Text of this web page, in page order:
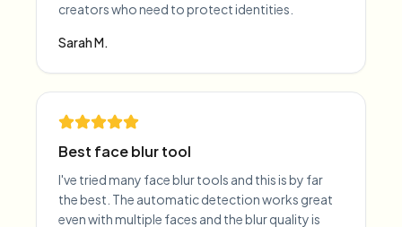
creators who need to protect identities.
Sarah M.
Best face blur tool
I've tried many face blur tools and this is by far
the best. The automatic detection works great
even with multiple faces and the blur quality is